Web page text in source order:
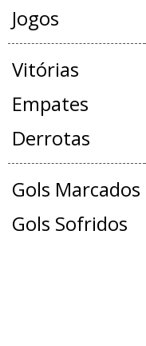
Jogos
Vitórias
Empates
Derrotas
Gols Marcados
Gols Sofridos